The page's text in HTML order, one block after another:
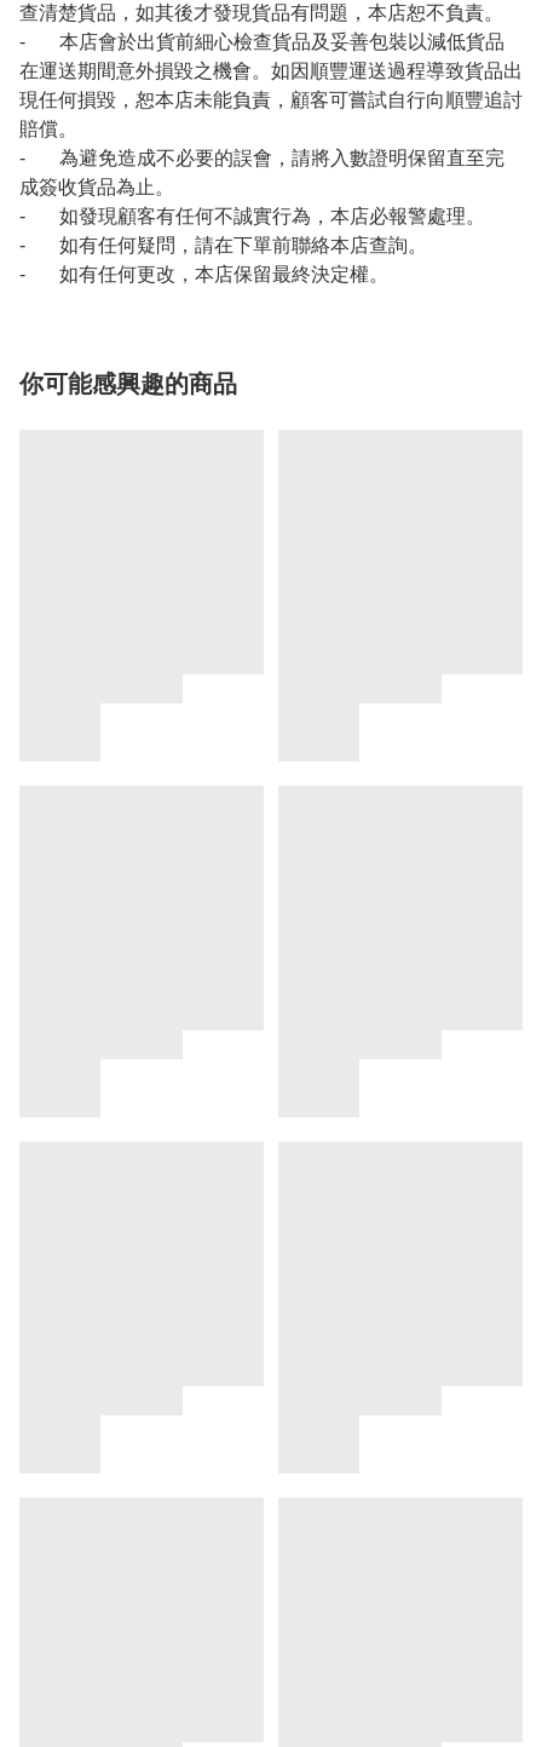
查清楚貨品，如其後才發現貨品有問題，本店恕不負責。
- 本店會於出貨前細心檢查貨品及妥善包裝以減低貨品
在運送期間意外損毀之機會。如因順豐運送過程導致貨品出
現任何損毀，恕本店未能負責，顧客可嘗試自行向順豐追討
賠償。
- 為避免造成不必要的誤會，請將入數證明保留直至完
成簽收貨品為止。
- 如發現顧客有任何不誠實行為，本店必報警處理。
- 如有任何疑問，請在下單前聯絡本店查詢。
- 如有任何更改，本店保留最終決定權。
你可能感興趣的商品